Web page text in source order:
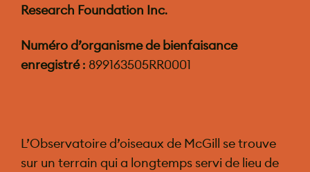
Research Foundation Inc.
Numéro d’organisme de bienfaisance
enregistré: 899163505RR0001
L’Observatoire d’oiseaux de McGill se trouve
sur un terrain qui a longtemps servi de lieu de